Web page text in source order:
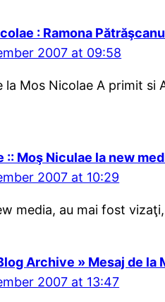
: Ramona Pătrăşcanu
2007 at 09:58
Mos Nicolae A primit si
:: Moş Niculae la new
2007 at 10:29
media, au mai fost
Archive » Mesaj de la
2007 at 13:47